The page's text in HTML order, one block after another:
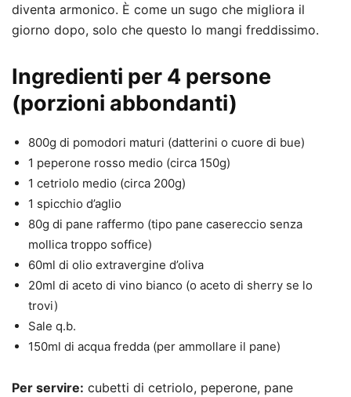
diventa armonico. È come un sugo che migliora il
giorno dopo, solo che questo lo mangi freddissimo.
Ingredienti per 4 persone
(porzioni abbondanti)
800g di pomodori maturi (datterini o cuore di bue)
1 peperone rosso medio (circa 150g)
1 cetriolo medio (circa 200g)
1 spicchio d’aglio
80g di pane raffermo (tipo pane casereccio senza
mollica troppo soffice)
60ml di olio extravergine d’oliva
20ml di aceto di vino bianco (o aceto di sherry se lo
trovi)
Sale q.b.
150ml di acqua fredda (per ammollare il pane)
Per servire: cubetti di cetriolo, peperone, pane